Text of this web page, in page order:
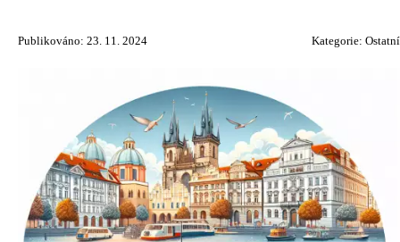
Publikováno: 23. 11. 2024 Kategorie: Ostatní